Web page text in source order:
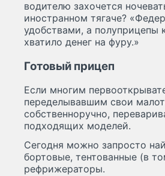
водителю захочется
иностранном тягаче?
удобствами, а полуприцепы
хватило денег на фуру.»
Готовый прицеп
Если многим
переделывавшим свои
собственноручно,
подходящих моделей.
Сегодня можно запросто
бортовые, тентованные (в
рефрижераторы.